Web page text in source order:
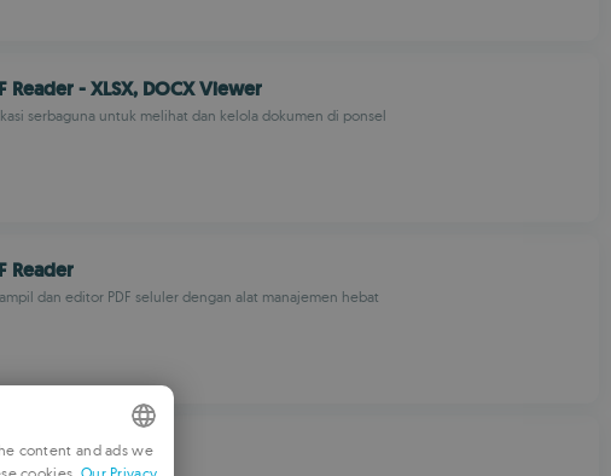
Reader - XLSX, DOCX Viewer
serbaguna untuk melihat dan kelola dokumen di ponsel
Reader
dan editor PDF seluler dengan alat manajemen hebat
content and ads we